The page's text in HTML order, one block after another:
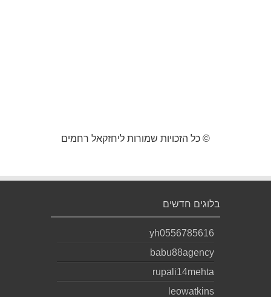
© כל הזכויות שמורות ליחזקאל רחמים
בלוגים חדשים
yh0556785616
babu88agency
rupali14mehta
leowatkins